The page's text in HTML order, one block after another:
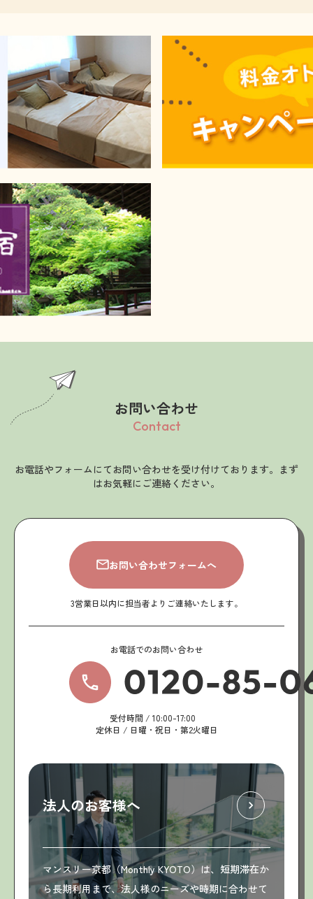
お問い合わせ
Contact
お電話やフォームにてお問い合わせを受け付けております。まず
はお気軽にご連絡ください。
お問い合わせフォームへ
3営業日以内に担当者よりご連絡いたします。
お電話でのお問い合わせ
受付時間 / 10:00-17:00
定休日 / 日曜・祝日・第2火曜日
法人のお客様へ
マンスリー京都（Monthly KYOTO）は、短期滞在か
ら長期利用まで、法人様のニーズや時期に合わせて